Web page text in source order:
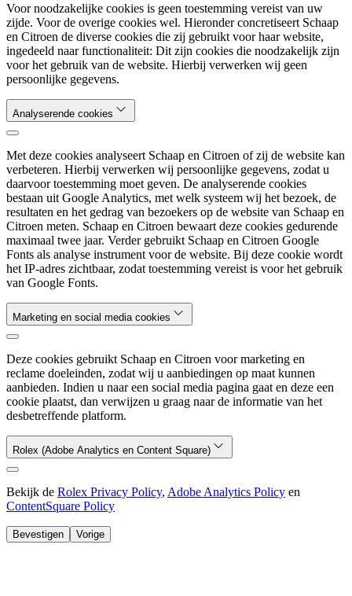
Voor noodzakelijke cookies is geen toestemming vereist van uw
zijde. Voor de overige cookies wel. Hieronder concretiseert Schaap
en Citroen de diverse cookies die zij gebruikt voor haar website,
ingedeeld naar functionaliteit: Dit zijn cookies die noodzakelijk zijn
voor het gebruik van de website. Hierbij verwerken wij geen
persoonlijke gegevens.
Analyserende cookies
Met deze cookies analyseert Schaap en Citroen of zij de website kan
verbeteren. Hierbij verwerken wij persoonlijke gegevens, zodat u
daarvoor toestemming moet geven. De analyserende cookies
bestaan uit Google Analytics, met welk systeem wij het bezoek, de
resultaten en het gedrag van bezoekers op de website van Schaap en
Citroen meten. Schaap en Citroen bewaart deze cookies gedurende
maximaal twee jaar. Verder gebruikt Schaap en Citroen Google
Fonts als analyse instrument voor de website. Bij deze cookie wordt
het IP-adres zichtbaar, zodat toestemming vereist is voor het gebruik
van Google Fonts.
Marketing en social media cookies
Deze cookies gebruikt Schaap en Citroen voor marketing en
reclame doeleinden, zodat wij u aanbiedingen op maat kunnen
aanbieden. Indien u naar een social media pagina gaat en deze een
cookie plaatst, dan verwijzen u graag naar de informatie van het
desbetreffende platform.
Rolex (Adobe Analytics en Content Square)
Bekijk de Rolex Privacy Policy, Adobe Analytics Policy en
ContentSquare Policy
Bevestigen Vorige